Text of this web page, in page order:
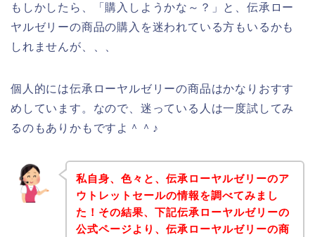
もしかしたら、「購入しようかな～？」と、伝承ロー
ヤルゼリーの商品の購入を迷われている方もいるかも
しれませんが、、、
個人的には伝承ローヤルゼリーの商品はかなりおすす
めしています。なので、迷っている人は一度試してみ
るのもありかもですよ＾＾♪
私自身、色々と、伝承ローヤルゼリーのア
ウトレットセールの情報を調べてみまし
た！その結果、下記伝承ローヤルゼリーの
公式ページより、伝承ローヤルゼリーの商